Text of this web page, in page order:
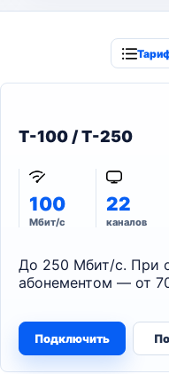
T-100 / T-250
100
Мбит/с
22
каналов
До 250 Мбит/с. При
абонементом — от
Подключить